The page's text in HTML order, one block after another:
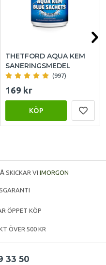
THETFORD AQUA KEM
SANERINGSMEDEL
(997)
169 kr
KÖP
SKICKAR VI IMORGON
ÖPPET KÖP
ÖVER 500 KR
33 50